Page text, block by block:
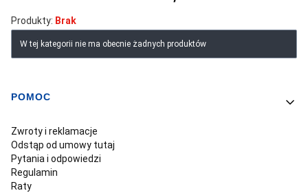
Produkty: Brak
Lista produktów
W tej kategorii nie ma obecnie żadnych produktów
Linki w stopce
POMOC
Zwroty i reklamacje
Odstąp od umowy tutaj
Pytania i odpowiedzi
Regulamin
Raty